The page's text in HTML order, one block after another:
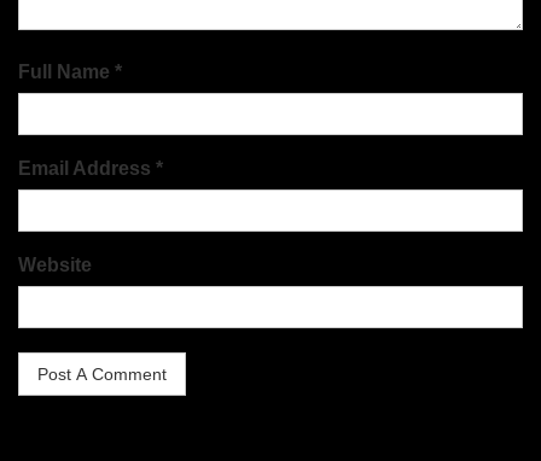
Full Name *
Email Address *
Website